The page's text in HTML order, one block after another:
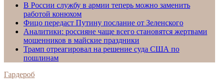
В России службу в армии теперь можно заменить
работой конюхом
Фицо передаст Путину послание от Зеленского
Аналитики: россияне чаще всего становятся жертвами
мошенников в майские праздники
Трамп отреагировал на решение суда США по
пошлинам
Гардероб